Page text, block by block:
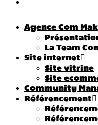
Agence Com
La Team
Site internet
Site vitrine
Site
Community
Référencement